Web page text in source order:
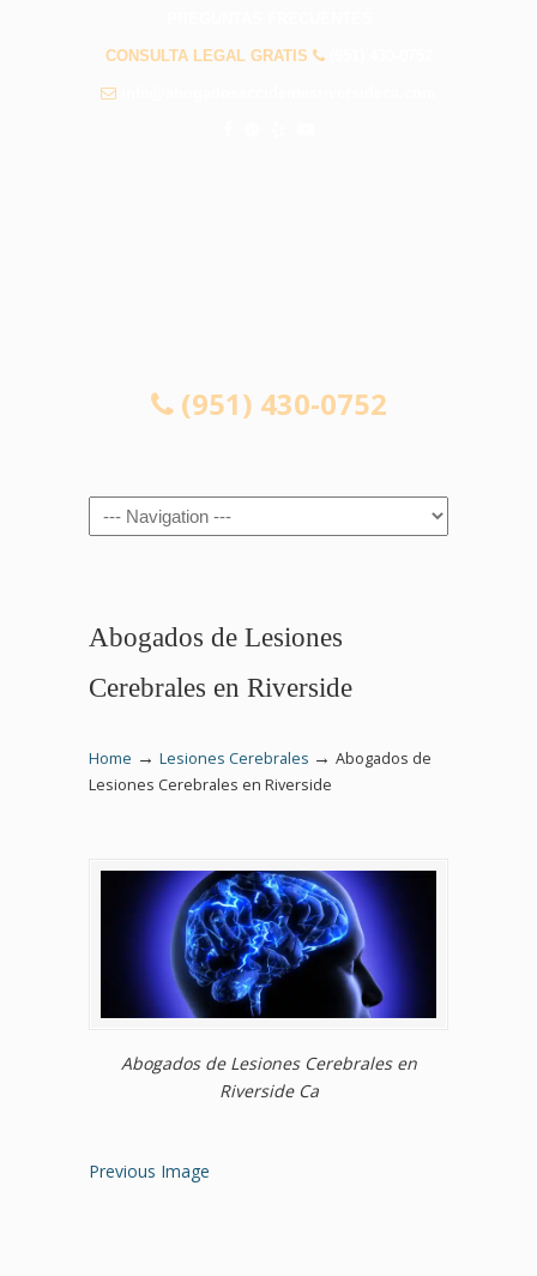
CONSULTA LEGAL GRATIS
(951) 430-0752
Navigation
Abogados de Lesiones
Cerebrales en Riverside
Home → Lesiones Cerebrales → Abogados de
Lesiones Cerebrales en Riverside
Abogados de Lesiones Cerebrales en
Riverside Ca
Previous Image